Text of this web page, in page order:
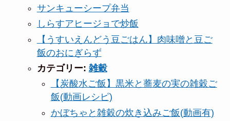
サンキューシープ弁当
しらすアヒージョで炒飯
【うすいえんどう豆ごはん】肉味噌と豆ご
飯のおにぎらず
カテゴリー: 雑穀
【炭酸水ご飯】黒米と蕎麦の実の雑穀ご
飯(動画レシピ)
かぼちゃと雑穀の炊き込みご飯(動画有)